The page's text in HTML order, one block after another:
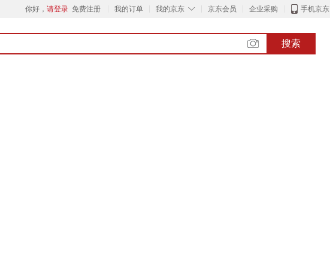
你好， 请登录 免费注册 我的订单 ◇
我的京东 京东会员 企业采购 手机京东
搜索